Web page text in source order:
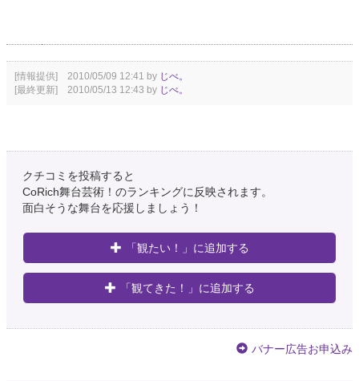
[情報提供] 2010/05/09 12:41 by じべ。
[最終更新] 2010/05/13 12:43 by じべ。
クチコミを投稿すると
CoRich舞台芸術！のランキングに反映されます。
面白そうな舞台を応援しましょう！
「観たい！」に追加する
「観てきた！」に追加する
バナー広告お申込み